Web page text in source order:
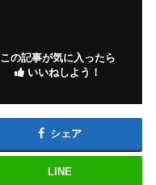
この記事が気に入ったら
いいねしよう！
シェア
LINE